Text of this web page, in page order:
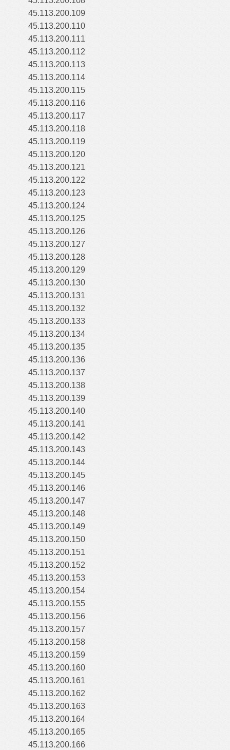
45.113.200.109
45.113.200.110
45.113.200.111
45.113.200.112
45.113.200.113
45.113.200.114
45.113.200.115
45.113.200.116
45.113.200.117
45.113.200.118
45.113.200.119
45.113.200.120
45.113.200.121
45.113.200.122
45.113.200.123
45.113.200.124
45.113.200.125
45.113.200.126
45.113.200.127
45.113.200.128
45.113.200.129
45.113.200.130
45.113.200.131
45.113.200.132
45.113.200.133
45.113.200.134
45.113.200.135
45.113.200.136
45.113.200.137
45.113.200.138
45.113.200.139
45.113.200.140
45.113.200.141
45.113.200.142
45.113.200.143
45.113.200.144
45.113.200.145
45.113.200.146
45.113.200.147
45.113.200.148
45.113.200.149
45.113.200.150
45.113.200.151
45.113.200.152
45.113.200.153
45.113.200.154
45.113.200.155
45.113.200.156
45.113.200.157
45.113.200.158
45.113.200.159
45.113.200.160
45.113.200.161
45.113.200.162
45.113.200.163
45.113.200.164
45.113.200.165
45.113.200.166